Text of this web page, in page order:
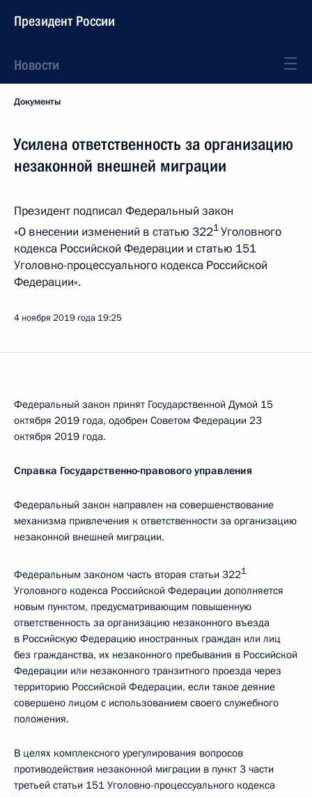
Президент России
Новости
Документы
Усилена ответственность за организацию
незаконной внешней миграции
Президент подписал Федеральный закон
«О внесении изменений в статью 3221Уголовного
кодекса Российской Федерации и статью 151
Уголовно-процессуального кодекса Российской
Федерации».
4 ноября 2019 года 19:25
Федеральный закон принят Государственной Думой 15
октября 2019 года, одобрен Советом Федерации 23
октября 2019 года.
Справка Государственно-правового управления
Федеральный закон направлен на совершенствование
механизма привлечения к ответственности за организацию
незаконной внешней миграции.
Федеральным законом часть вторая статьи 3221
Уголовного кодекса Российской Федерации дополняется
новым пунктом, предусматривающим повышенную
ответственность за организацию незаконного въезда
в Российскую Федерацию иностранных граждан или лиц
без гражданства, их незаконного пребывания в Российской
Федерации или незаконного транзитного проезда через
территорию Российской Федерации, если такое деяние
совершено лицом с использованием своего служебного
положения.
В целях комплексного урегулирования вопросов
противодействия незаконной миграции в пункт 3 части
третьей статьи 151 Уголовно-процессуального кодекса